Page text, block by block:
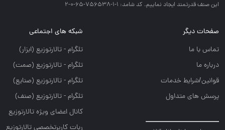
اين صنف قدرتمند ايجاد نماييم. کد شامد: 1-1-756538-65-0-2
صفحات دیگر
تماس با ما
درباره ما
قوانین/شرایط خدمات
پرسش های متداول
شبکه های اجتماعی
تلگرام - تالارتوزيع (ابزار)
تلگرام - تالارتوزيع (صمت)
تلگرام - تالارتوزيع (صنايع)
تلگرام - تالارتوزیع (صنف)
کانال اعضای ویژه تالارتوزیع
ربات کاربرتخصصی تالارتوزیع